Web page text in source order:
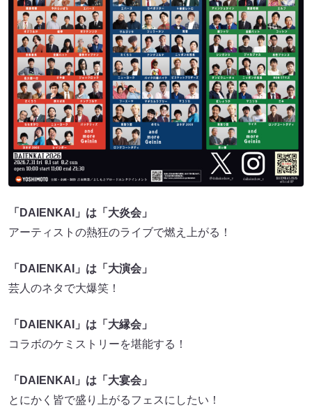
「DAIENKAI」は「大炎会」
アーティストの熱狂のライブで燃え上がる！
「DAIENKAI」は「大演会」
芸人のネタで大爆笑！
「DAIENKAI」は「大縁会」
コラボのケミストリーを堪能する！
「DAIENKAI」は「大宴会」
とにかく皆で盛り上がるフェスにしたい！